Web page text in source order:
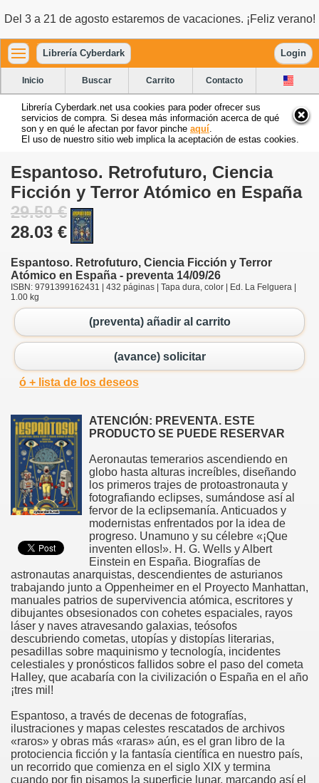
Del 3 a 21 de agosto estaremos de vacaciones. ¡Feliz verano!
Librería Cyberdark Login
Inicio Buscar Carrito Contacto
Librería Cyberdark.net usa cookies para poder ofrecer sus
servicios de compra. Si desea más información acerca de qué
son y en qué le afectan por favor pinche aquí
El uso de nuestro sitio web implica la aceptación de estas cookies.
Espantoso. Retrofuturo, Ciencia
Ficción y Terror Atómico en España
29.50 €
28.03 €
Espantoso. Retrofuturo, Ciencia Ficción y Terror
Atómico en España - preventa 14/09/26
ISBN: 9791399162431 | 432 páginas | Tapa dura, color | Ed. La Felguera |
1.00 kg
(preventa) añadir al carrito
(avance) solicitar
ó + lista de los deseos
ATENCIÓN: PREVENTA. ESTE
PRODUCTO SE PUEDE RESERVAR
Aeronautas temerarios ascendiendo en
globo hasta alturas increíbles, diseñando
los primeros trajes de protoastronauta y
fotografiando eclipses, sumándose así al
fervor de la eclipsemanía. Anticuados y
modernistas enfrentados por la idea de
progreso. Unamuno y su célebre «¡Que
inventen ellos!». H. G. Wells y Albert
Einstein en España. Biografías de
astronautas anarquistas, descendientes de asturianos
trabajando junto a Oppenheimer en el Proyecto Manhattan,
manuales patrios de supervivencia atómica, escritores y
dibujantes obsesionados con cohetes espaciales, rayos
láser y naves atravesando galaxias, teósofos
descubriendo cometas, utopías y distopías literarias,
pesadillas sobre maquinismo y tecnología, incidentes
celestiales y pronósticos fallidos sobre el paso del cometa
Halley, que acabaría con la civilización o España en el año
¡tres mil!
Espantoso, a través de decenas de fotografías,
ilustraciones y mapas celestes rescatados de archivos
«raros» y obras más «raras» aún, es el gran libro de la
protociencia ficción y la fantasía científica en nuestro país,
un recorrido que comienza en el siglo XIX y termina
cuando por fin pisamos la superficie lunar, marcando así el